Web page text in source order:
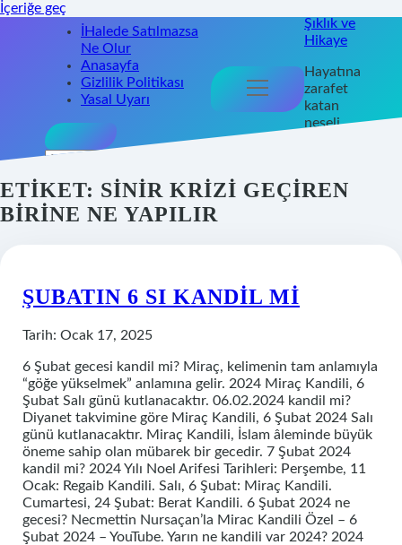
İçeriğe geç
İHalede Satılmazsa
Ne Olur
Anasayfa
Gizlilik Politikası
Yasal Uyarı
Arama
menüyü
aç
Şıklık ve
Hikaye
Hayatına
zarafet
katan
neşeli
ETIKET: SINIR KRIZI GEÇIREN
BIRINE NE YAPILIR
ŞUBATIN 6 SI KANDIL MI
Tarih: Ocak 17, 2025
6 Şubat gecesi kandil mi? Miraç, kelimenin tam anlamıyla
“göğe yükselmek” anlamına gelir. 2024 Miraç Kandili, 6
Şubat Salı günü kutlanacaktır. 06.02.2024 kandil mi?
Diyanet takvimine göre Miraç Kandili, 6 Şubat 2024 Salı
günü kutlanacaktır. Miraç Kandili, İslam âleminde büyük
öneme sahip olan mübarek bir gecedir. 7 Şubat 2024
kandil mi? 2024 Yılı Noel Arifesi Tarihleri: Perşembe, 11
Ocak: Regaib Kandili. Salı, 6 Şubat: Miraç Kandili.
Cumartesi, 24 Şubat: Berat Kandili. 6 Şubat 2024 ne
gecesi? Necmettin Nursaçan’la Mirac Kandili Özel – 6
Şubat 2024 – YouTube. Yarın ne kandili var 2024? 2024